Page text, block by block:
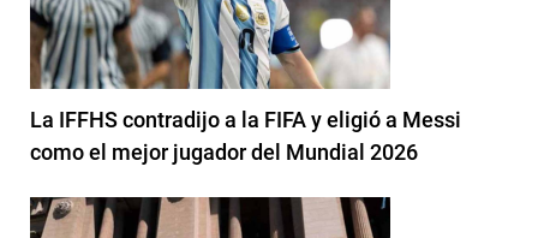
La IFFHS contradijo a la FIFA y eligió a Messi
como el mejor jugador del Mundial 2026